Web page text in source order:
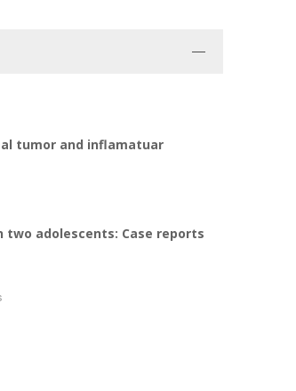
tumor and inflamatuar
adolescents: Case reports